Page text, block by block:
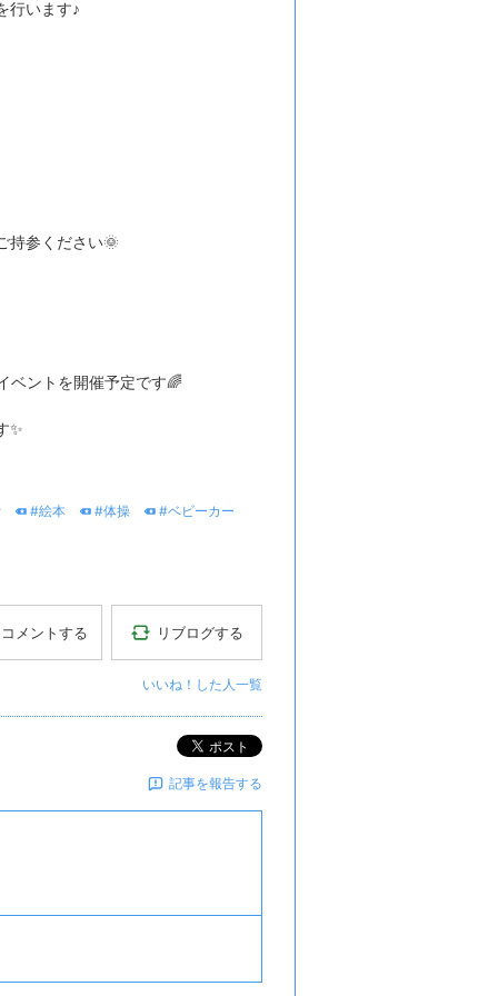
行います♪
持参ください🌞
ベントを開催予定です🌈
✨
#絵本 #体操 #ベビーカー
コメントする リブログする
いいね！した人一覧
ポスト
記事を報告する